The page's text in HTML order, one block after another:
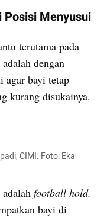
Posisi Menyusui
terutama pada
dengan
agar bayi tetap
kurang disukainya.
CIMI. Foto: Eka
bayi di